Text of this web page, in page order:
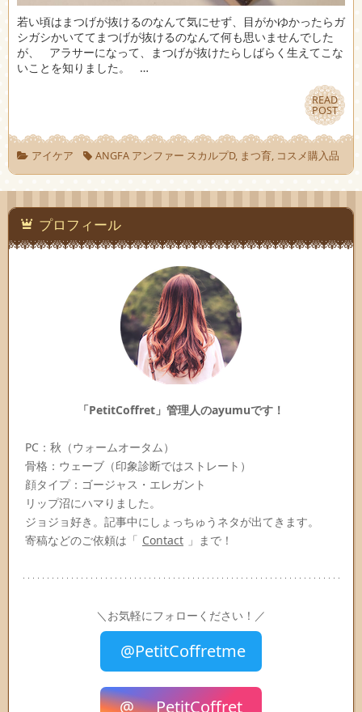
若い頃はまつげが抜けるのなんて気にせず、目がかゆかったらガ
シガシかいててまつげが抜けるのなんて何も思いませんでした
が、 アラサーになって、まつげが抜けたらしばらく生えてこな
いことを知りました。 …
READ
POST
READ
POST
アイケア ANGFA アンファー スカルプD, まつ育, コスメ購入品
プロフィール
「PetitCoffret」管理人のayumuです！
PC：秋（ウォームオータム）
骨格：ウェーブ（印象診断ではストレート）
顔タイプ：ゴージャス・エレガント
リップ沼にハマりました。
ジョジョ好き。記事中にしょっちゅうネタが出てきます。
寄稿などのご依頼は「 Contact 」まで！
＼お気軽にフォローください！／
@PetitCoffretme
@___PetitCoffret